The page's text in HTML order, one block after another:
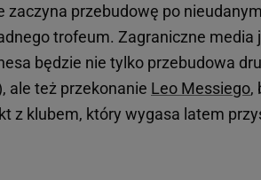
zaczyna przebudowę po
trofeum. Zagraniczne
będzie nie tylko przebudowa
ale też przekonanie Leo Messiego,
z klubem, który wygasa latem